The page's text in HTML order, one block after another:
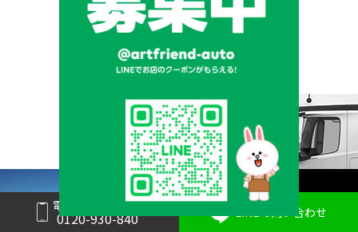
電話で問い合わせ
0120-930-840 LINEで問い合わせ
メーカーと形状から探す
BRAND & TYPE
©2020中古トラック・大型トラッ
ク販売はART FRIEND AUTO